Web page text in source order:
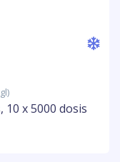
10 x 5000 dosis